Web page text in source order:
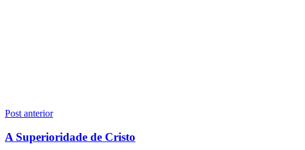
Navegação
de
Post anterior
A Superioridade de Cristo